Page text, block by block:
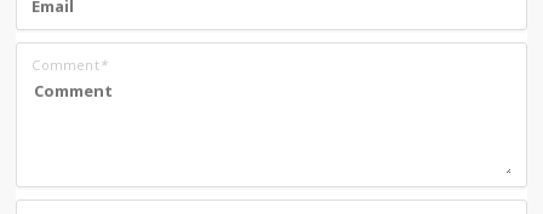
Comment*